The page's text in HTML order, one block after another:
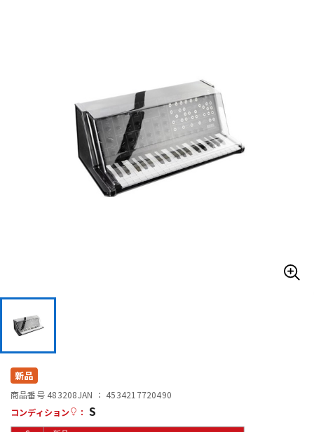
パーカッション
キーボード 電子ピアノ
配信/ライブ機器
新品
商品番号 483208JAN ： 4534217720490
コンディション
： S